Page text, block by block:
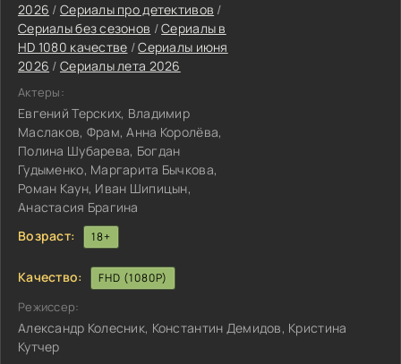
2026 / Сериалы про детективов /
Сериалы без сезонов /Сериалы в
HD 1080 качестве /Сериалы июня
2026 / Сериалы лета 2026
Актеры:
Евгений Терских, Владимир
Маслаков, Фрам, Анна Королёва,
Полина Шубарева, Богдан
Гудыменко, Маргарита Бычкова,
Роман Каун, Иван Шипицын,
Анастасия Брагина
Возраст:
18+
Качество: FHD (1080P)
Режиссер:
Александр Колесник, Константин Демидов, Кристина
Кутчер